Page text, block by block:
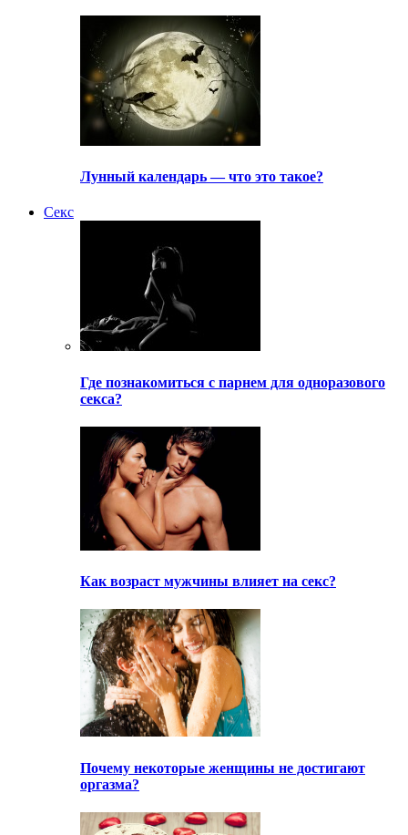
Лунный календарь — что это такое?
Секс
Где познакомиться с парнем для одноразового
секса?
Как возраст мужчины влияет на секс?
Почему некоторые женщины не достигают
оргазма?